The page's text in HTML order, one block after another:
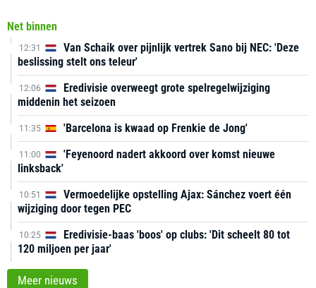
Net binnen
12:31
Van Schaik over pijnlijk vertrek Sano bij NEC: 'Deze
beslissing stelt ons teleur'
12:06
Eredivisie overweegt grote spelregelwijziging
middenin het seizoen
11:35 'Barcelona is kwaad op Frenkie de Jong'
11:00
'Feyenoord nadert akkoord over komst nieuwe
linksback'
10:51
Vermoedelijke opstelling Ajax: Sánchez voert één
wijziging door tegen PEC
10:25
Eredivisie-baas 'boos' op clubs: 'Dit scheelt 80 tot
120 miljoen per jaar'
Meer nieuws